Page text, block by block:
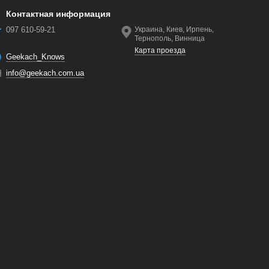
Контактная информация
097 610-59-21
Geekach_Knows
info@geekach.com.ua
Украина, Киев, Ирпень,
Тернополь, Винница
Карта проезда